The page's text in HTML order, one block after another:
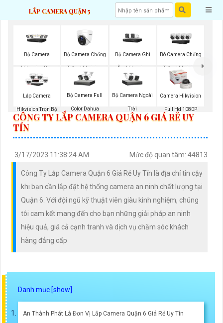
LẮP CAMERA QUẬN 5
Bộ Camera
Hikvision Ban
Đêm Có Màu
Bộ Camera Chống
Trộm Hikvision
Bộ Camera Ghi
Âm Hikvision
Bô Camera Chống
Trộm Hikvision
Lắp Camera
Hikvision Trọn Bộ
Bộ Camera Full
Color Dahua
Bộ Camera Ngoài
Trời
Camera Hikvision
Full Hd 1080P
CÔNG TY LẮP CAMERA QUẬN 6 GIÁ RẺ UY
TÍN
3/17/2023 11:38:24 AM Mức độ quan tâm: 44813
Công Ty Lắp Camera Quận 6 Giá Rẻ Uy Tín là địa chỉ tin cậy
khi bạn cần lắp đặt hệ thống camera an ninh chất lượng tại
Quận 6. Với đội ngũ kỹ thuật viên giàu kinh nghiệm, chúng
tôi cam kết mang đến cho bạn những giải pháp an ninh
hiệu quả, giá cả cạnh tranh và dịch vụ chăm sóc khách
hàng đẳng cấp
An Thành Phát Là Đơn Vị Lắp Camera Quận 6 Giá Rẻ Uy Tín